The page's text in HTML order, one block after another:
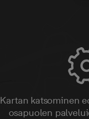
Kartan katsominen
osapuolen